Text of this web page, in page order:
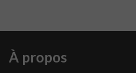
À propos